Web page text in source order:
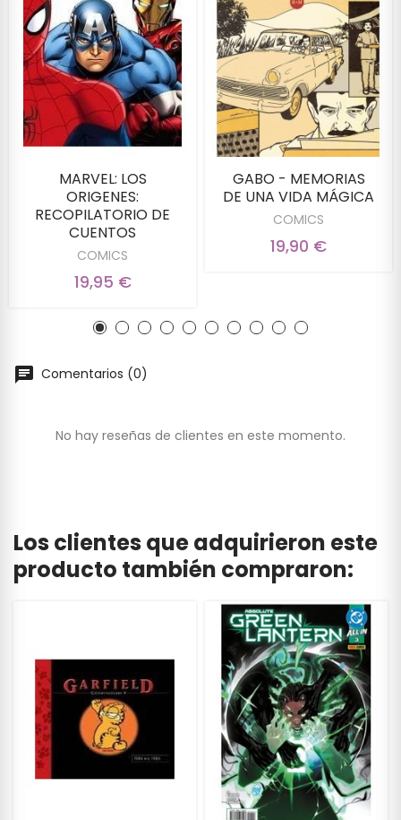
MARVEL: LOS
ORIGENES:
RECOPILATORIO DE
CUENTOS
COMICS
19,95 €
GABO - MEMORIAS
DE UNA VIDA MÁGICA
COMICS
19,90 €
Comentarios (0)
No hay reseñas de clientes en este momento.
Los clientes que adquirieron este
producto también compraron: